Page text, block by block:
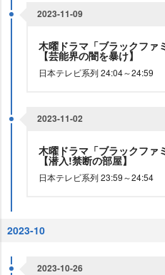
2023-11-09
木曜ドラマ「ブラックファ
【芸能界の闇を暴け】
日本テレビ系列 24:04～24:59
2023-11-02
木曜ドラマ「ブラックファ
【潜入!禁断の部屋】
日本テレビ系列 23:59～24:54
2023-10
2023-10-26